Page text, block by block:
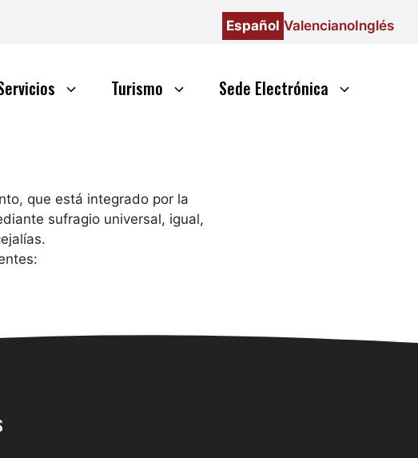
Español ValencianoInglés
Turismo Sede Electrónica
que está integrado por la
sufragio universal, igual,